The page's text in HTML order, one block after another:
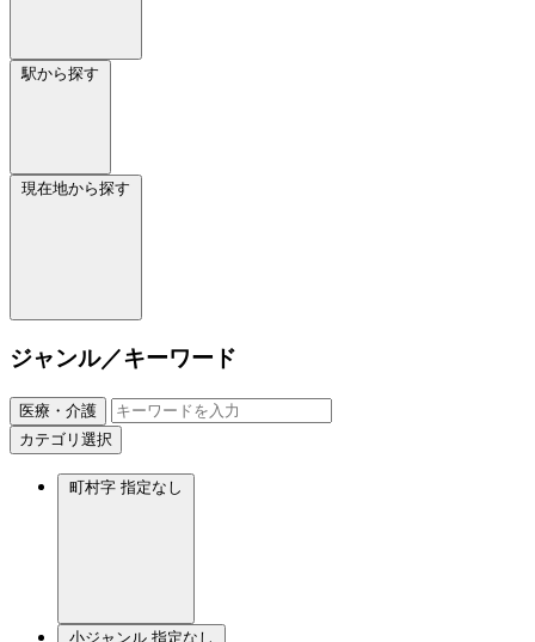
駅から探す
現在地から探す
ジャンル／キーワード
医療・介護
カテゴリ選択
町村字 指定なし
小ジャンル 指定なし